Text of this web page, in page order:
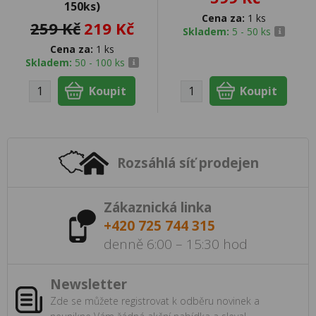
150ks)
259 Kč 219 Kč
Cena za: 1 ks
Skladem: 50 - 100 ks
Cena za: 1 ks
Skladem: 5 - 50 ks
Rozsáhlá síť prodejen
Zákaznická linka
+420 725 744 315
denně 6:00 – 15:30 hod
Newsletter
Zde se můžete registrovat k odběru novinek a